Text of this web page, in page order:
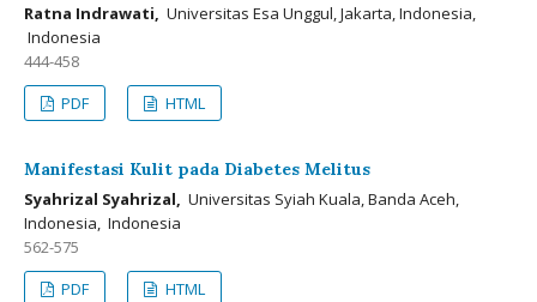
Ratna Indrawati, Universitas Esa Unggul, Jakarta, Indonesia,
Indonesia
444-458
PDF
HTML
Manifestasi Kulit pada Diabetes Melitus
Syahrizal Syahrizal, Universitas Syiah Kuala, Banda Aceh,
Indonesia, Indonesia
562-575
PDF
HTML